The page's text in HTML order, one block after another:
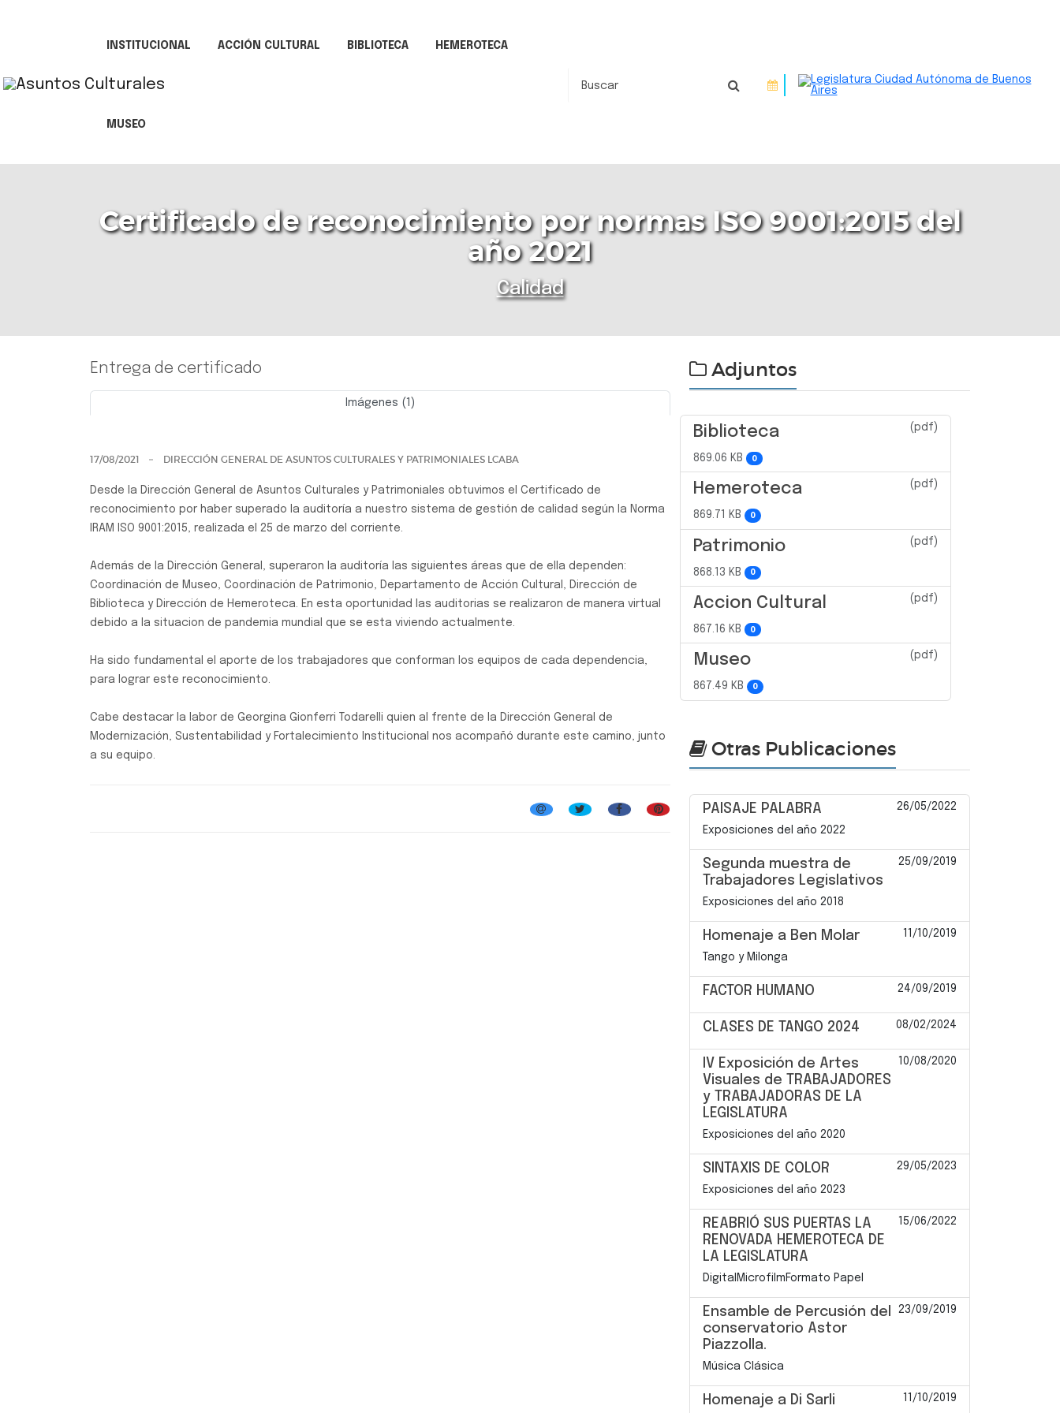
INSTITUCIONAL ACCIÓN CULTURAL BIBLIOTECA HEMEROTECA
MUSEO
Certificado de reconocimiento por normas ISO 9001:2015 del
año 2021
Calidad
Entrega de certificado
Imágenes (1)
17/08/2021 DIRECCIÓN GENERAL DE ASUNTOS CULTURALES Y PATRIMONIALES LCABA
Desde la Dirección General de Asuntos Culturales y Patrimoniales obtuvimos el Certificado de
reconocimiento por haber superado la auditoría a nuestro sistema de gestión de calidad según la Norma
IRAM ISO 9001:2015, realizada el 25 de marzo del corriente.
Además de la Dirección General, superaron la auditoría las siguientes áreas que de ella dependen:
Coordinación de Museo, Coordinación de Patrimonio, Departamento de Acción Cultural, Dirección de
Biblioteca y Dirección de Hemeroteca. En esta oportunidad las auditorias se realizaron de manera virtual
debido a la situacion de pandemia mundial que se esta viviendo actualmente.
Ha sido fundamental el aporte de los trabajadores que conforman los equipos de cada dependencia,
para lograr este reconocimiento.
Cabe destacar la labor de Georgina Gionferri Todarelli quien al frente de la Dirección General de
Modernización, Sustentabilidad y Fortalecimiento Institucional nos acompañó durante este camino, junto
a su equipo.
Adjuntos
Biblioteca (pdf)
869.06 KB 0
Hemeroteca (pdf)
869.71 KB 0
Patrimonio (pdf)
868.13 KB 0
Accion Cultural (pdf)
867.16 KB 0
Museo (pdf)
867.49 KB 0
Otras Publicaciones
PAISAJE PALABRA 26/05/2022
Exposiciones del año 2022
Segunda muestra de
Trabajadores Legislativos
25/09/2019
Exposiciones del año 2018
Homenaje a Ben Molar 11/10/2019
Tango y Milonga
FACTOR HUMANO 24/09/2019
CLASES DE TANGO 2024 08/02/2024
IV Exposición de Artes
Visuales de TRABAJADORES
y TRABAJADORAS DE LA
LEGISLATURA
10/08/2020
Exposiciones del año 2020
SINTAXIS DE COLOR 29/05/2023
Exposiciones del año 2023
REABRIÓ SUS PUERTAS LA
RENOVADA HEMEROTECA DE
LA LEGISLATURA
15/06/2022
DigitalMicrofilmFormato Papel
Ensamble de Percusión del
conservatorio Astor
Piazzolla.
23/09/2019
Música Clásica
Homenaje a Di Sarli 11/10/2019